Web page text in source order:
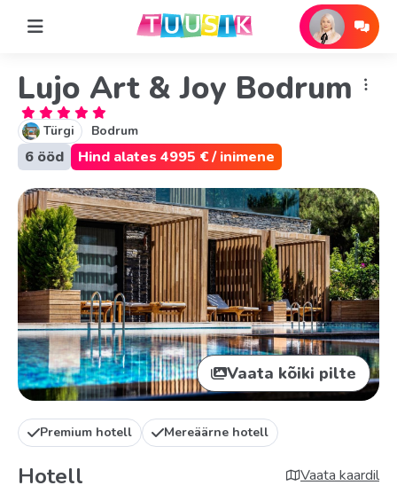
Lujo Art & Joy Bodrum
Türgi Bodrum
6 ööd Hind alates 4995 € / inimene
Vaata kõiki pilte
Premium hotell Mereäärne hotell
Hotell Vaata kaardil